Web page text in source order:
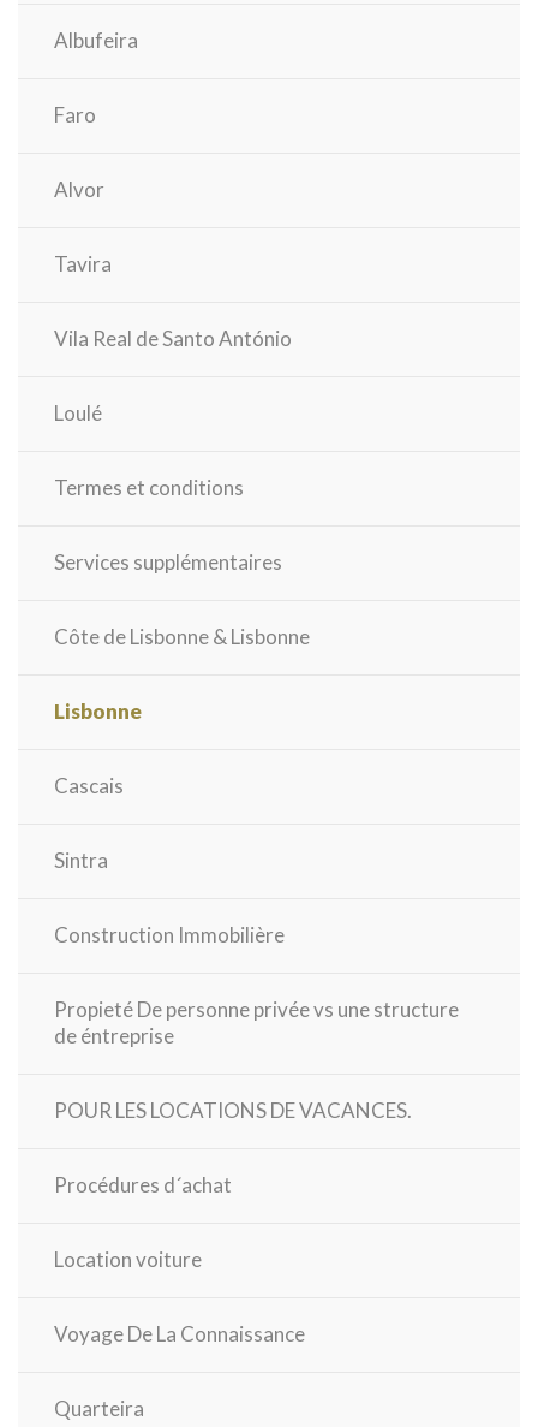
Albufeira
Faro
Alvor
Tavira
Vila Real de Santo António
Loulé
Termes et conditions
Services supplémentaires
Côte de Lisbonne & Lisbonne
Lisbonne
Cascais
Sintra
Construction Immobilière
Propieté De personne privée vs une structure
de éntreprise
POUR LES LOCATIONS DE VACANCES.
Procédures d´achat
Location voiture
Voyage De La Connaissance
Quarteira